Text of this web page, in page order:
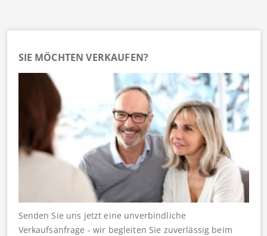
SIE MÖCHTEN VERKAUFEN?
Senden Sie uns jetzt eine unverbindliche
Verkaufsanfrage - wir begleiten Sie zuverlässig beim